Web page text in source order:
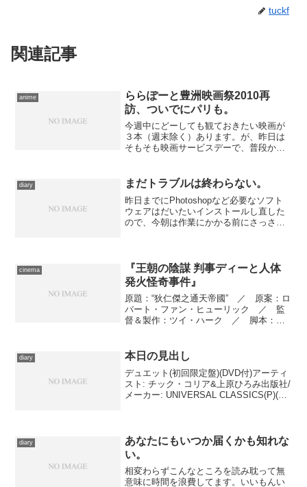
tuckf
関連記事
anime
ららぽーと豊洲映画祭2010再
訪、ついでにパリも。
今週中にどーしても観ておきたい映画が
３本（週末除く）あります。が、昨日は
そもそも映画サービスデーで、普段から
が予想される。連日観に行くのは疲れる
ので、なるべく１日ぐ...
diary まだトラブルは終わらない。
昨日までにPhotoshopなど必要なソフト
ウェアはだいたいインストールし直した
ので、今朝は作業にかかる前にさっさと
新、ここまではスムー...
cinema
『王朝の陰謀 判事ディーと人体
発火怪奇事件』
原題：“狄仁傑之通天帝國” ／ 原案：ロ
バート・ファン・ヒューリック ／ 監
督＆製作：ツイ・ハーク ／ 脚本：チ
ーイン、パーキー・チェン ／ 美術監
督：ジェームズ・チュ...
diary 本日の見出し
デュエット(初回限定盤)(DVD付)アーティ
スト: チック・コリア&上原ひろみ出版社/
メーカー: UNIVERSAL CLASSICS(P)(M)
diary
あなたにもいつか届くかも知れな
い。
相変わらずこんなところを読み耽って無
意味に時間を浪費してます。いいもんい